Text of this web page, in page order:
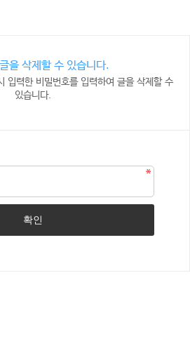
을 삭제할 수 있습니다.
입력한 비밀번호를 입력하여 글을 삭제할 수
있습니다.